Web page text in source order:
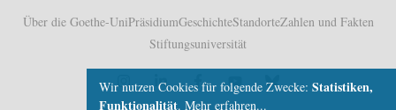
Über die Goethe-UniPräsidiumGeschichteStandorteZahlen und Fakten
Stiftungsuniversität
Wir nutzen Cookies für folgende Zwecke: Statistiken,
Funktionalität. Mehr erfahren...